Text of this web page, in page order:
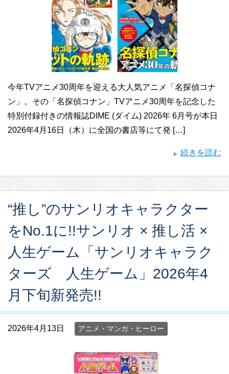
今年TVアニメ30周年を迎える大人気アニメ「名探偵コナ
ン」。その「名探偵コナン」TVアニメ30周年を記念した
特別付録付きの情報誌DIME (ダイム) 2026年 6月号が本日
2026年4月16日（木）に全国の書店等にて発 […]
続きを読む
“推し”のサンリオキャラクター
をNo.1に!!サンリオ × 推し活 ×
人生ゲーム「サンリオキャラク
ターズ 人生ゲーム」2026年4
月下旬新発売!!
2026年4月13日 アニメ・マンガ・ヒーロー